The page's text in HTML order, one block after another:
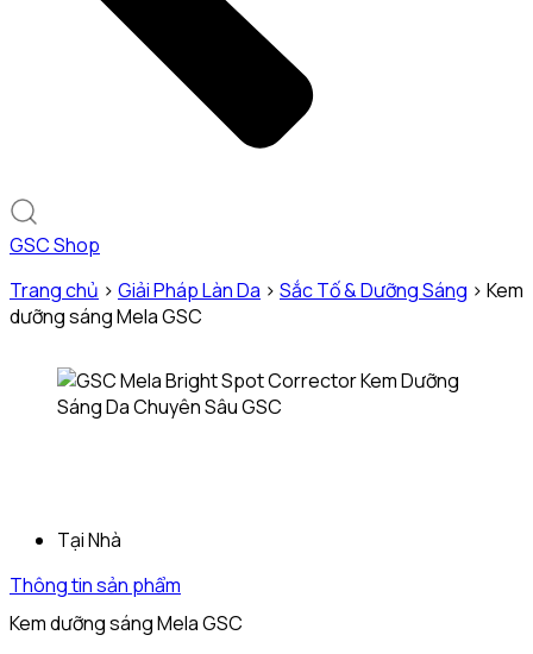
GSC Shop
Trang chủ > Giải Pháp Làn Da > Sắc Tố & Dưỡng Sáng > Kem
dưỡng sáng Mela GSC
Tại Nhà
Thông tin sản phẩm
Kem dưỡng sáng Mela GSC